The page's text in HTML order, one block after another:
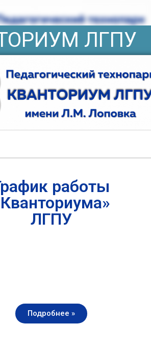
ЛГПУ
работы
ЛГПУ
Подробнее »